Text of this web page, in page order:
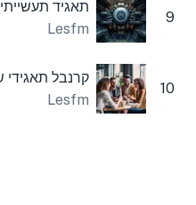
9
תאגיד תעשייתי
Lesfm
10
Lesfm